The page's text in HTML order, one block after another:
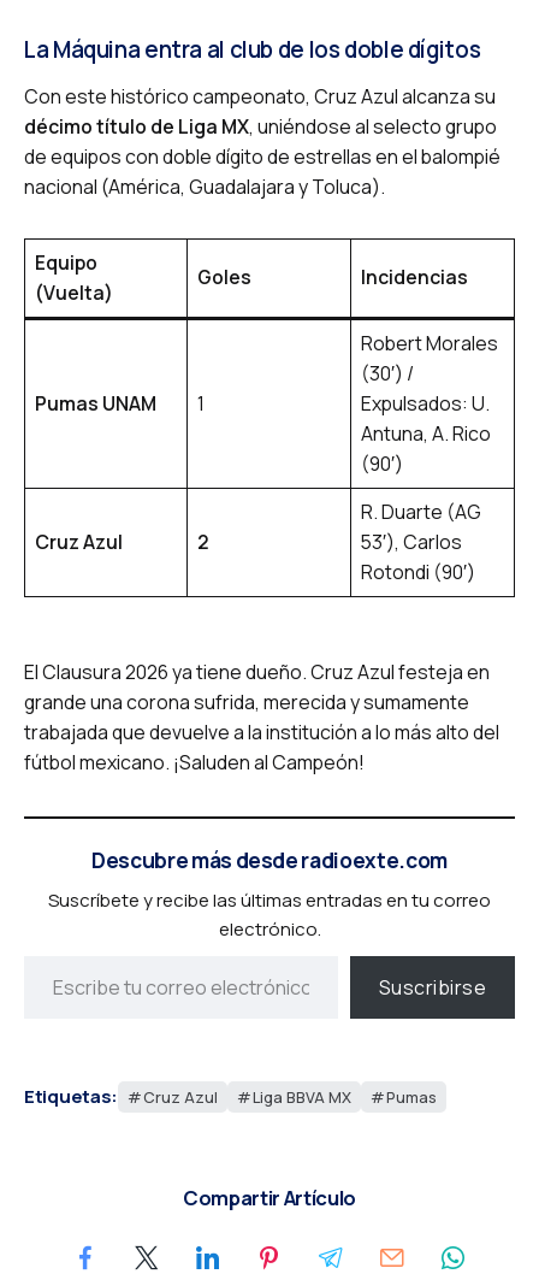
La Máquina entra al club de los doble dígitos
Con este histórico campeonato, Cruz Azul alcanza su
décimo título de Liga MX, uniéndose al selecto grupo
de equipos con doble dígito de estrellas en el balompié
nacional (América, Guadalajara y Toluca).
Equipo
(Vuelta)
Goles Incidencias
Pumas UNAM 1
Robert Morales
(30′) /
Expulsados: U.
Antuna, A. Rico
(90′)
Cruz Azul 2
R. Duarte (AG
53′), Carlos
Rotondi (90′)
El Clausura 2026 ya tiene dueño. Cruz Azul festeja en
grande una corona sufrida, merecida y sumamente
trabajada que devuelve a la institución a lo más alto del
fútbol mexicano. ¡Saluden al Campeón!
Descubre más desde radioexte.com
Suscríbete y recibe las últimas entradas en tu correo
electrónico.
Suscribirse
Etiquetas: Cruz Azul Liga BBVA MX Pumas
Compartir Artículo